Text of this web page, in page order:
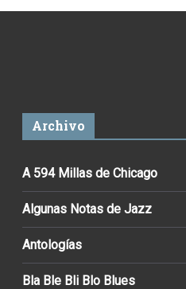
Archivo
A 594 Millas de Chicago
Algunas Notas de Jazz
Antologías
Bla Ble Bli Blo Blues